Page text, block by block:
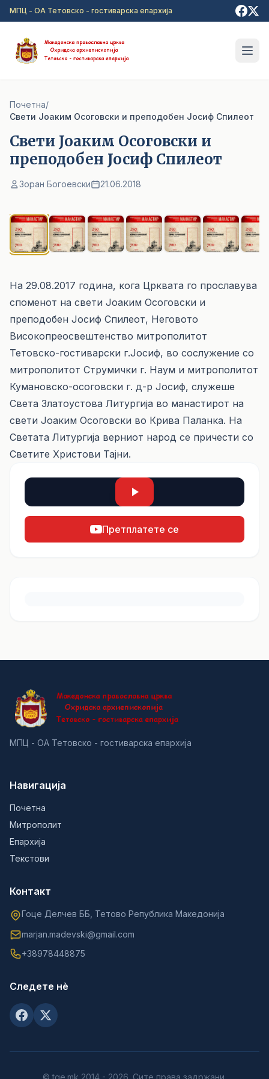
Прејди на главна содржина
МПЦ - ОА Тетовско - гостиварска епархија
Почетна/
Свети Јоаким Осоговски и преподобен Јосиф Спилеот
Свети Јоаким Осоговски и
преподобен Јосиф Спилеот
Зоран Богоевски 21.06.2018
На 29.08.2017 година, кога Црквата го прославува
споменот на свети Јоаким Осоговски и
преподобен Јосиф Спилеот, Неговото
Високопреосвештенство митрополитот
Тетовскo-гостиварски г.Јосиф, во сослужение со
митрополитот Струмички г. Наум и митрополитот
Кумановско-осоговски г. д-р Јосиф, служеше
Света Златоустова Литургија во манастирот на
свети Јоаким Осоговски во Крива Паланка. На
Светата Литургија верниот народ се причести со
Светите Христови Тајни.
Претплатете се
МПЦ - ОА Тетовско - гостиварска епархија
Навигација
Почетна
Митрополит
Епархија
Текстови
Контакт
Гоце Делчев ББ, Тетово Република Македонија
marjan.madevski@gmail.com
+38978448875
Следете нè
© tge.mk 2014 - 2026. Сите права задржани.